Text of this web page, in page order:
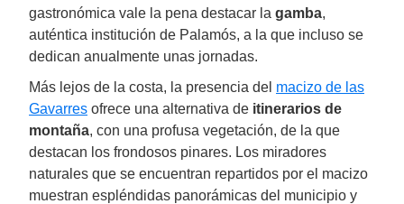
gastronómica vale la pena destacar la gamba,
auténtica institución de Palamós, a la que incluso se
dedican anualmente unas jornadas.
Más lejos de la costa, la presencia del macizo de las
Gavarres ofrece una alternativa de itinerarios de
montaña, con una profusa vegetación, de la que
destacan los frondosos pinares. Los miradores
naturales que se encuentran repartidos por el macizo
muestran espléndidas panorámicas del municipio y